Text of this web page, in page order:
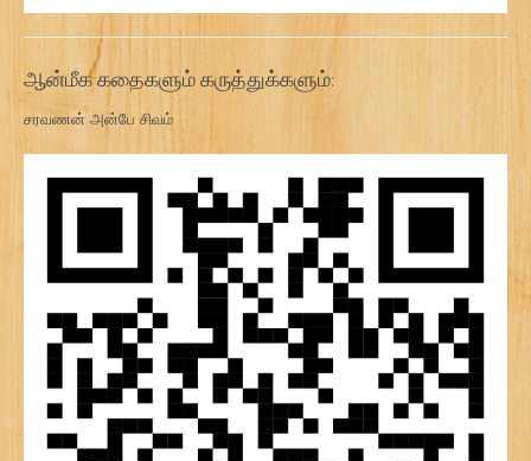
ஆன்மீக கதைகளும் கருத்துக்களும்:
சரவணன் அன்பே சிவம்